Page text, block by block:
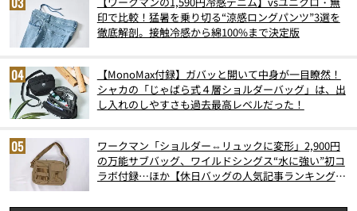
印で比較！猛暑を乗り切る“涼感ロングパンツ”3選を
徹底解剖。接触冷感から綿100%まで決定版
【MonoMax付録】ガバッと開いて中身が一目瞭然！
シャカの「じゃばら式４層ショルダーバッグ」は、出
し入れのしやすさも過去最高レベルだった！
ワークマン「ショルダー⇔リュックに変形」2,900円
の万能サブバッグ、ワイルドシングス“水に強い”初コ
ラボ付録…ほか【休日バッグの人気記事ランキングベ